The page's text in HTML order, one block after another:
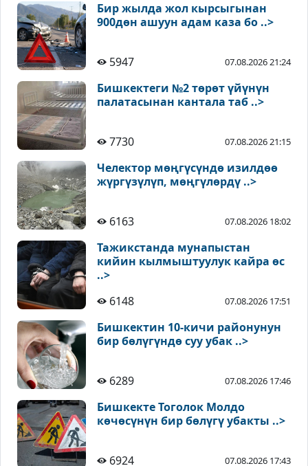
Бир жылда жол кырсыгынан
900дөн ашуун адам каза бо ..>
5947 07.08.2026 21:24
Бишкектеги №2 төрөт үйүнүн
палатасынан кантала таб ..>
7730 07.08.2026 21:15
Челектор мөңгүсүндө изилдөө
жүргүзүлүп, мөңгүлөрдү ..>
6163 07.08.2026 18:02
Тажикстанда мунапыстан
кийин кылмыштуулук кайра өс
..>
6148
07.08.2026 17:51
Бишкектин 10-кичи районунун
бир бөлүгүндө суу убак ..>
6289 07.08.2026 17:46
Бишкекте Тоголок Молдо
көчөсүнүн бир бөлүгү убакты ..>
6924 07.08.2026 17:43